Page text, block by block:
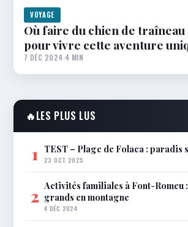
VOYAGE
Où faire du chien de
pour vivre cette aventure
7 DÉC 2024·4 MIN
🔥LES PLUS LUS
1 TEST – Plage de Folaca :
23 OCT 2025
2 Activités familiales à Font-
grands en montagne
4 DÉC 2024